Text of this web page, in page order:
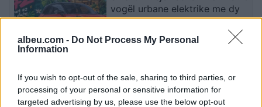
albeu.com - Do Not Process My Personal
Information
If you wish to opt-out of the sale, sharing to third parties, or
processing of your personal or sensitive information for
targeted advertising by us, please use the below opt-out
vogël urbane elektrike me dy
vende
elektrik thyen rekordin e klasës
së tij në Nürburgring